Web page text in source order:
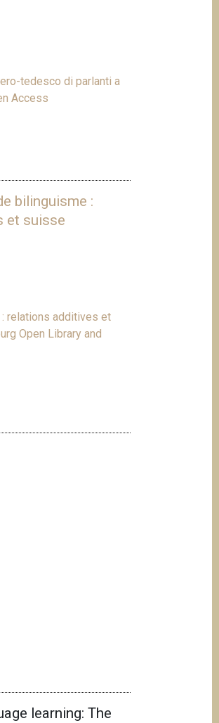
tedesco di parlanti a
Access
bilinguisme :
et suisse
relations additives et
Open Library and
learning: The